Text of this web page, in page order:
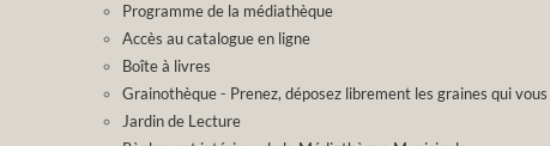
Programme de la médiathèque
Accès au catalogue en ligne
Boîte à livres
Grainothèque - Prenez, déposez librement les graines qui
Jardin de Lecture